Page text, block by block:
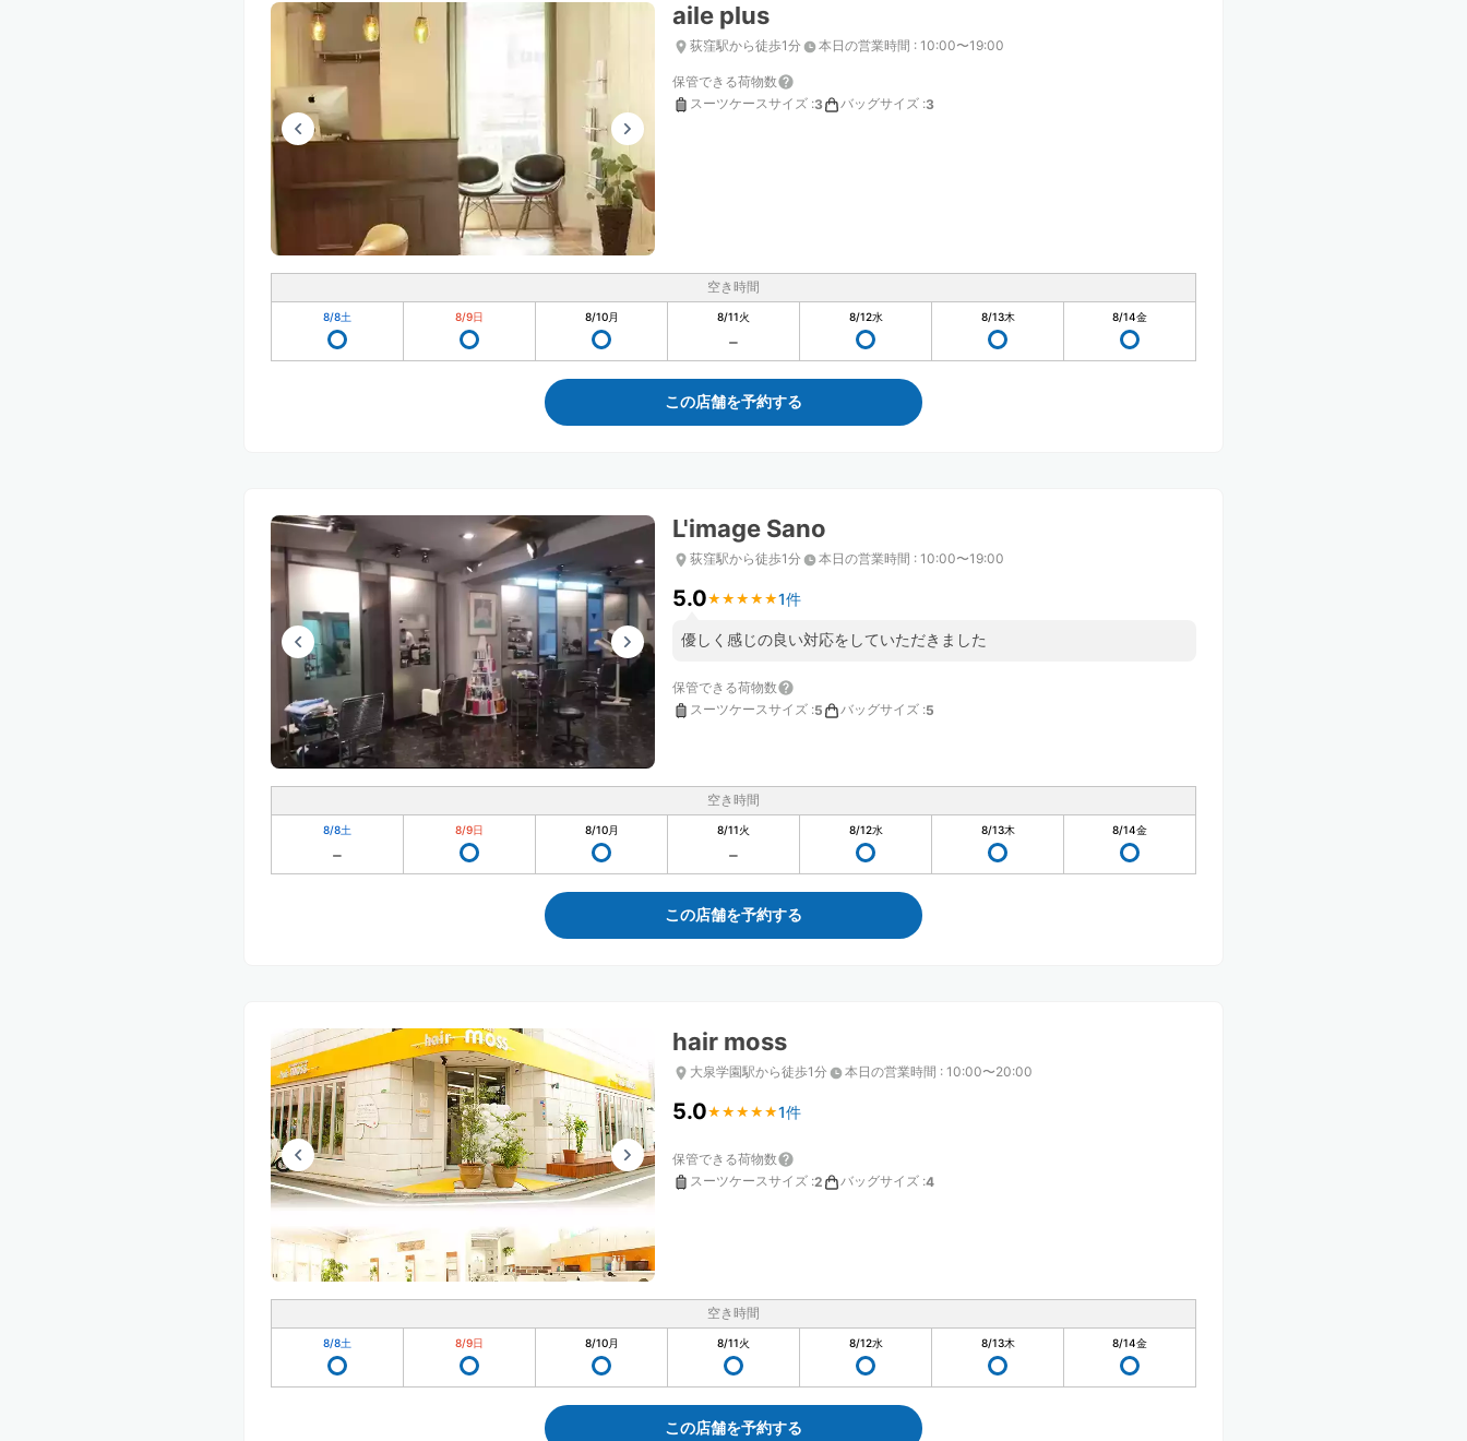
aile plus
荻窪駅から徒歩1分 本日の営業時間 : 10:00〜19:00
保管できる荷物数
スーツケースサイズ :3 バッグサイズ :3
空き時間
8/8土 8/9日 8/10月 8/11火 8/12水 8/13木 8/14金
この店舗を予約する
L'image Sano
荻窪駅から徒歩1分 本日の営業時間 : 10:00〜19:00
5.0★ ★ ★ ★ ★
★ ★ ★ ★ ★1件
優しく感じの良い対応をしていただきました
保管できる荷物数
スーツケースサイズ :5 バッグサイズ :5
空き時間
8/8土 8/9日 8/10月 8/11火 8/12水 8/13木 8/14金
この店舗を予約する
hair moss
大泉学園駅から徒歩1分 本日の営業時間 : 10:00〜20:00
5.0★ ★ ★ ★ ★
★ ★ ★ ★ ★1件
保管できる荷物数
スーツケースサイズ :2 バッグサイズ :4
空き時間
8/8土 8/9日 8/10月 8/11火 8/12水 8/13木 8/14金
この店舗を予約する